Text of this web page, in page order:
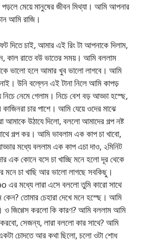
মেয়ে মানুষের জীবন মিথ্যা। আমি আপনার
আমি রাজি।
দিতে চাই, আমার এই রিং টা আপনাকে দিলাম,
কাল রাতে বউ ভাতের সময়। আমি বললাম
ভালো হলে আমার খুব ভালো লাগবে। আমি
উনি বল্লেন এই টানা নিলে আমি কাপড়
নিচে নেমে গেলাম। নিচে বেশ বড় আড্ডা হস্ছে,
চার পাশে। আমি যেয়ে ওদের মাঝে
আমাকে উঠাযে দিলো, বললো আমাদের গল্প নষ্ট
গল্প কর। আমি ভাবলাম এক কাপ চা খাবো,
মধ্যে বললাম এক কাপ এচা দাও, ২মিনিট
এক কোনে বসে চা খাচ্ছি মনে হলো দূর থেকে
মনে চা খাছি আর ভালো লাগছে সবকিছু।
মধ্যে লারা এসে বললো তুমি কারো সাথে
তোমার চেহারা দেখে মনে হস্ছে। আমি
জিগ্গেস করলো কি কারণ? আমি বললাম আমি
সেজন্য, লারা বললো কার সাথে? আমি
চোদতে আর কথা ছিলো, চলো ওটা শোধ